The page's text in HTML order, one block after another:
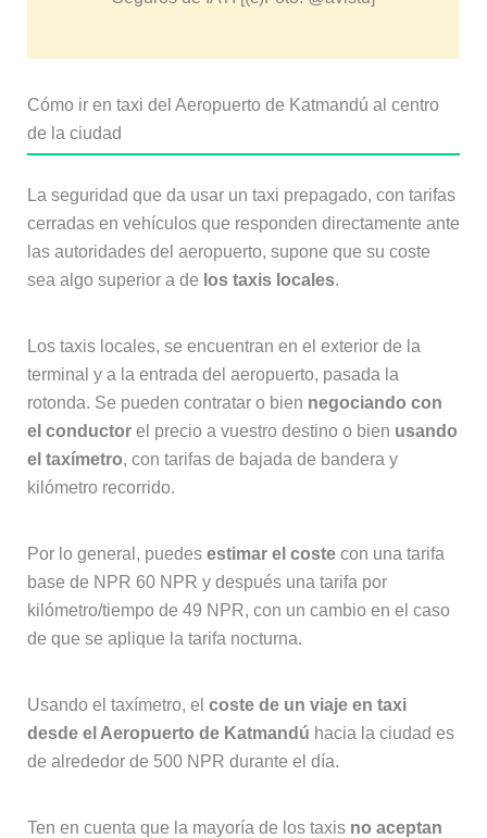
Cómo ir en taxi del Aeropuerto de Katmandú al centro
de la ciudad
La seguridad que da usar un taxi prepagado, con tarifas
cerradas en vehículos que responden directamente ante
las autoridades del aeropuerto, supone que su coste
sea algo superior a de los taxis locales.
Los taxis locales, se encuentran en el exterior de la
terminal y a la entrada del aeropuerto, pasada la
rotonda. Se pueden contratar o bien negociando con
el conductor el precio a vuestro destino o bien usando
el taxímetro, con tarifas de bajada de bandera y
kilómetro recorrido.
Por lo general, puedes estimar el costecon una tarifa
base de NPR 60 NPR y después una tarifa por
kilómetro/tiempo de 49 NPR, con un cambio en el caso
de que se aplique la tarifa nocturna.
Usando el taxímetro, el coste de un viaje en taxi
desde el Aeropuerto de Katmandú hacia la ciudad es
de alrededor de 500 NPR durante el día.
Ten en cuenta que la mayoría de los taxis no aceptan